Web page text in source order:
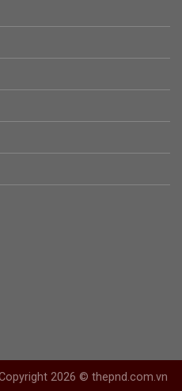
2026 © thepnd.com.vn